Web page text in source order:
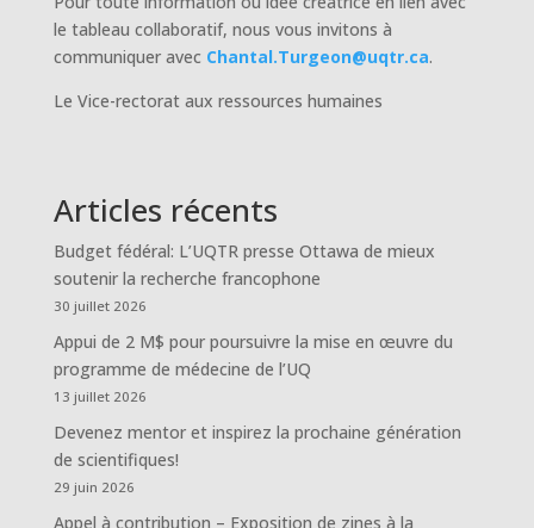
le tableau collaboratif, nous vous invitons à
communiquer avec Chantal.Turgeon@uqtr.ca.
Le Vice-rectorat aux ressources humaines
Articles récents
Budget fédéral: L’UQTR presse Ottawa de mieux
soutenir la recherche francophone
30 juillet 2026
Appui de 2 M$ pour poursuivre la mise en œuvre du
programme de médecine de l’UQ
13 juillet 2026
Devenez mentor et inspirez la prochaine génération
de scientifiques!
29 juin 2026
Appel à contribution – Exposition de zines à la